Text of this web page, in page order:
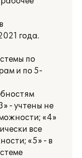
года.
по
и по 5-
- учтены не
«4»
все
«5» - в